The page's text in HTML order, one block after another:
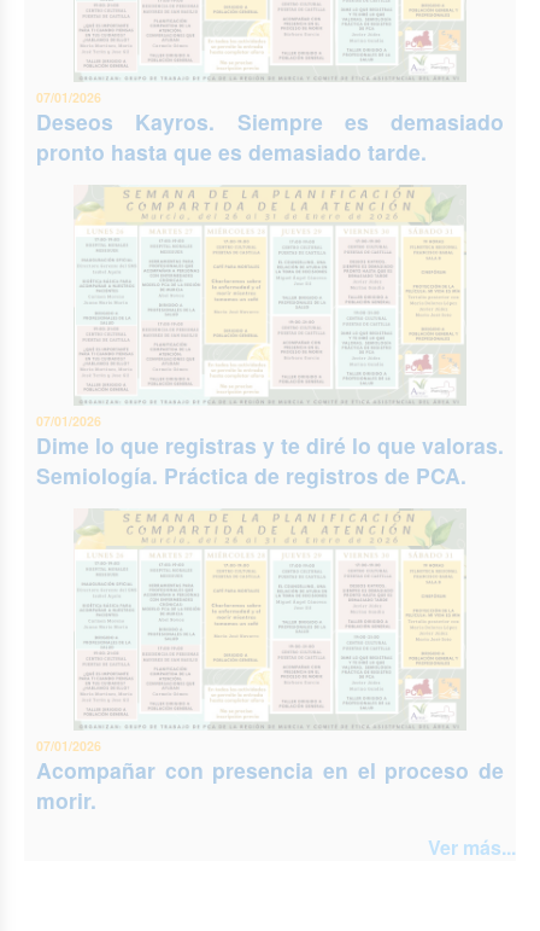
07/01/2026
Deseos Kayros. Siempre es demasiado
pronto hasta que es demasiado tarde.
07/01/2026
Dime lo que registras y te diré lo que valoras.
Semiología. Práctica de registros de PCA.
07/01/2026
Acompañar con presencia en el proceso de
morir.
Ver más...